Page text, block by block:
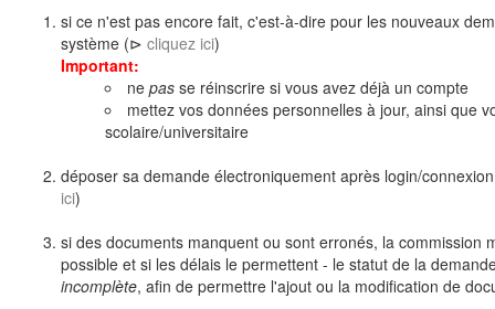
si ce n'est pas encore fait, c'est-à-dire pour les nouveaux
système (⊳ cliquez ici)
Important:
ne pas se réinscrire si vous avez déjà un compte
mettez vos données personnelles à jour, ainsi que
scolaire/universitaire
déposer sa demande électroniquement après login/
ici)
si des documents manquent ou sont erronés, la commission
possible et si les délais le permettent - le statut de la
incomplète, afin de permettre l'ajout ou la modification de